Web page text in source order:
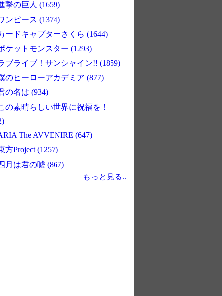
撃の巨人 (1659)
ンピース (1374)
ードキャプターさくら (1644)
ケットモンスター (1293)
ブライブ！サンシャイン!! (1859)
のヒーローアカデミア (877)
の名は (934)
の素晴らしい世界に祝福を！
The AVVENIRE (647)
方Project (1257)
月は君の嘘 (867)
もっと見る..